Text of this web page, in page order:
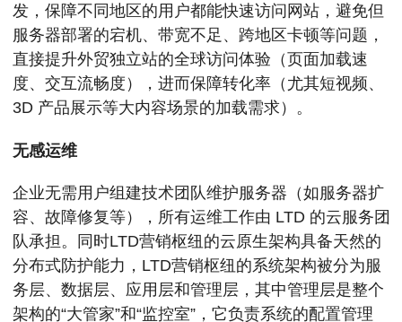
发，保障不同地区的用户都能快速访问网站，避免但
服务器部署的宕机、带宽不足、跨地区卡顿等问题，
直接提升外贸独立站的全球访问体验（页面加载速
度、交互流畅度），进而保障转化率（尤其短视频、
3D 产品展示等大内容场景的加载需求）。
无感运维
企业无需用户组建技术团队维护服务器（如服务器扩
容、故障修复等），所有运维工作由 LTD 的云服务团
队承担。同时LTD营销枢纽的云原生架构具备天然的
分布式防护能力，LTD营销枢纽的系统架构被分为服
务层、数据层、应用层和管理层，其中管理层是整个
架构的“大管家”和“监控室”，它负责系统的配置管理